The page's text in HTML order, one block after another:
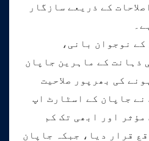
کے ذریعے سازگار
نوجوان بانی،
ذہانت کے ماہرین جاپان
کی بھرپور صلاحیت
جاپان کے اسٹارٹ اپ
اور ابھی تک کم
قرار دیا، جبکہ جاپان